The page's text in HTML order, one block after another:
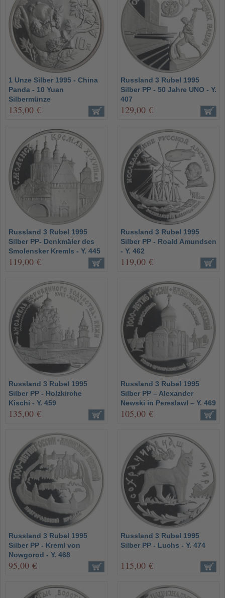
1 Unze Silber 1995 - China
Panda - 10 Yuan
Silbermünze
135,00 €
Russland 3 Rubel 1995
Silber PP - 50 Jahre UNO - Y.
407
129,00 €
Russland 3 Rubel 1995
Silber PP- Denkmäler des
Smolensker Kremls - Y. 445
119,00 €
Russland 3 Rubel 1995
Silber PP - Roald Amundsen
- Y. 462
119,00 €
Russland 3 Rubel 1995
Silber PP - Holzkirche
Kischi - Y. 459
135,00 €
Russland 3 Rubel 1995
Silber PP – Alexander
Newski in Pereslawl – Y. 469
105,00 €
Russland 3 Rubel 1995
Silber PP - Kreml von
Nowgorod - Y. 468
95,00 €
Russland 3 Rubel 1995
Silber PP - Luchs - Y. 474
115,00 €